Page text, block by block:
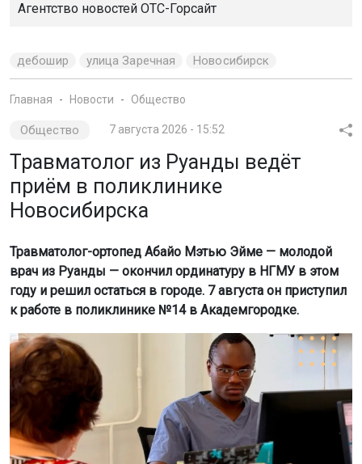
Агентство новостей ОТС-Горсайт
дебошир улица Заречная Новосибирск
Главная Новости Общество
Общество 7 августа 2026 - 15:52
Травматолог из Руанды ведёт
приём в поликлинике
Новосибирска
Травматолог-ортопед Абайо Мэтью Эйме — молодой
врач из Руанды — окончил ординатуру в НГМУ в этом
году и решил остаться в городе. 7 августа он приступил
к работе в поликлинике №14 в Академгородке.